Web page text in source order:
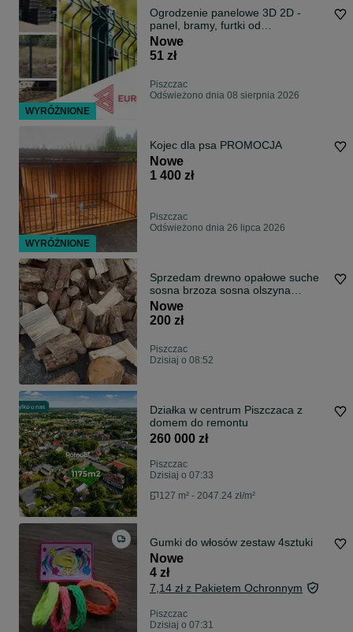
Ogrodzenie panelowe 3D 2D -
panel, bramy, furtki od
PRODUCENTA
Nowe
51 zł
Piszczac
Odświeżono dnia 08 sierpnia 2026
Kojec dla psa PROMOCJA
Nowe
1 400 zł
Piszczac
Odświeżono dnia 26 lipca 2026
Sprzedam drewno opałowe suche
sosna brzoza sosna olszyna
transport
Nowe
200 zł
Piszczac
Dzisiaj o 08:52
Działka w centrum Piszczaca z
domem do remontu
260 000 zł
Piszczac
Dzisiaj o 07:33
127 m² - 2047.24 zł/m²
Gumki do włosów zestaw 4sztuki
Nowe
4 zł
7,14 zł z Pakietem Ochronnym
Piszczac
Dzisiaj o 07:31
WYRÓŻNIONE
WYRÓŻNIONE